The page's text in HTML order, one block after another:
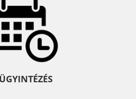
ÜGYINTÉZÉS